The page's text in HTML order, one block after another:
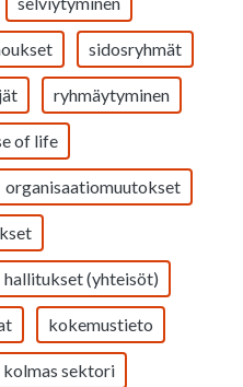
sidosryhmät
ryhmäytyminen
of life
organisaatiomuutokset
hallitukset (yhteisöt)
kokemustieto
kolmas sektori